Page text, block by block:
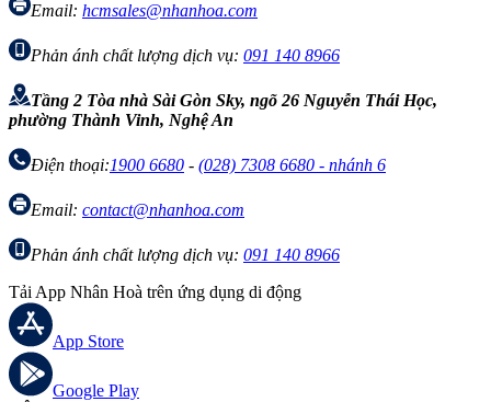
Email: hcmsales@nhanhoa.com
Phản ánh chất lượng dịch vụ: 091 140 8966
Tầng 2 Tòa nhà Sài Gòn Sky, ngõ 26 Nguyễn Thái Học,
phường Thành Vinh, Nghệ An
Điện thoại:1900 6680 - (028) 7308 6680 - nhánh 6
Email: contact@nhanhoa.com
Phản ánh chất lượng dịch vụ: 091 140 8966
Tải App Nhân Hoà trên ứng dụng di động
App Store
Google Play